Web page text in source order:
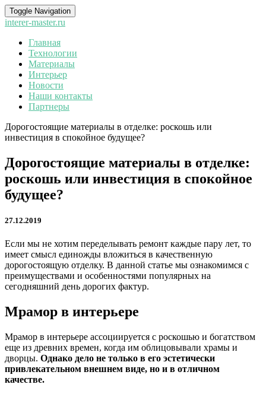
Toggle Navigation
interer-master.ru
Главная
Технологии
Материалы
Интерьер
Новости
Наши контакты
Партнеры
Дорогостоящие материалы в отделке: роскошь или
инвестиция в спокойное будущее?
Дорогостоящие материалы в отделке:
роскошь или инвестиция в спокойное
будущее?
27.12.2019
Если мы не хотим переделывать ремонт каждые пару лет, то
имеет смысл единожды вложиться в качественную
дорогостоящую отделку. В данной статье мы ознакомимся с
преимуществами и особенностями популярных на
сегодняшний день дорогих фактур.
Мрамор в интерьере
Мрамор в интерьере ассоциируется с роскошью и богатством
еще из древних времен, когда им облицовывали храмы и
дворцы. Однако дело не только в его эстетически
привлекательном внешнем виде, но и в отличном
качестве.